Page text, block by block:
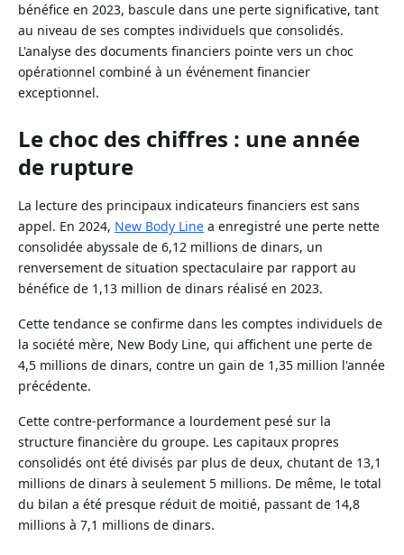
bénéfice en 2023, bascule dans une perte significative, tant
au niveau de ses comptes individuels que consolidés.
L'analyse des documents financiers pointe vers un choc
opérationnel combiné à un événement financier
exceptionnel.
Le choc des chiffres : une année
de rupture
La lecture des principaux indicateurs financiers est sans
appel. En 2024, New Body Line a enregistré une perte nette
consolidée abyssale de 6,12 millions de dinars, un
renversement de situation spectaculaire par rapport au
bénéfice de 1,13 million de dinars réalisé en 2023.
Cette tendance se confirme dans les comptes individuels de
la société mère, New Body Line, qui affichent une perte de
4,5 millions de dinars, contre un gain de 1,35 million l'année
précédente.
Cette contre-performance a lourdement pesé sur la
structure financière du groupe. Les capitaux propres
consolidés ont été divisés par plus de deux, chutant de 13,1
millions de dinars à seulement 5 millions. De même, le total
du bilan a été presque réduit de moitié, passant de 14,8
millions à 7,1 millions de dinars.